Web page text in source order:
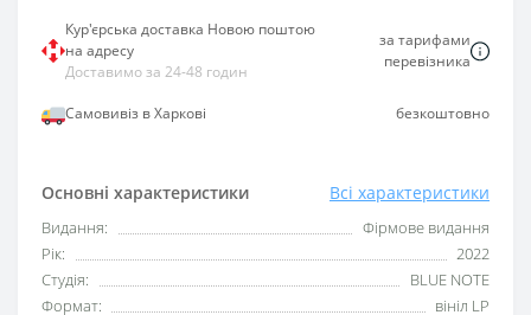
Основні характеристики Всі характеристики
Видання:
Фірмове видання
Рік:
2022
Студія:
BLUE NOTE
Формат:
вініл LP
Кур'єрська доставка Новою поштою
на адресу
Доставимо за 24-48 годин
за тарифами
перевізника
Самовивіз в Харкові безкоштовно